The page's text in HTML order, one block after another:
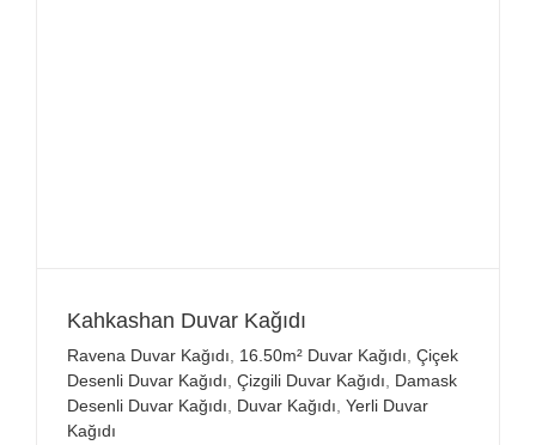
Kahkashan Duvar Kağıdı
Ravena Duvar Kağıdı 16.50m² Duvar Kağıdı Çiçek
Desenli Duvar Kağıdı Çizgili Duvar Kağıdı
Damask
Desenli Duvar Kağıdı
Duvar Kağıdı Yerli Duvar
Kağıdı